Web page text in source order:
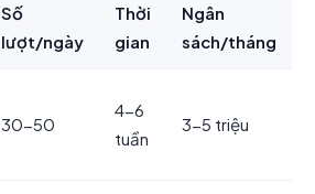
Số
lượt/ngày
Thời
gian
Ngân
sách/tháng
30-50
4-6
tuần
3-5 triệu